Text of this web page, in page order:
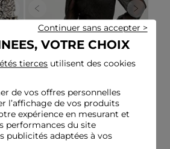
Next Previous Next
Body manches longues
dentelle noir femme
45,00 €
VOTRE CHOIX
tierces utilisent des cookies
de vos offres personnelles
l’affichage de vos produits
expérience en mesurant et
performances du site
publicités adaptées à vos
Continuer sans accepter >